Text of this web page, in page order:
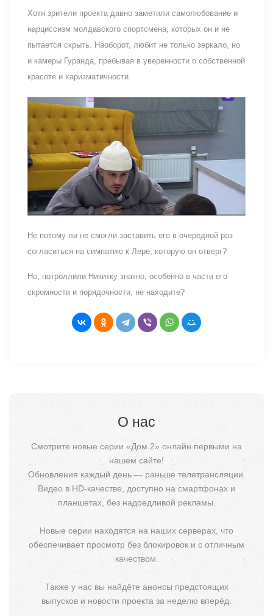
Хотя зрители проекта давно заметили самолюбование и
нарциссизм молдавского спортсмена, которых он и не
пытается скрыть. Наоборот, любит не только зеркало, но
и камеры Гуранда, пребывая в уверенности о собственной
красоте и харизматичности.
Не потому ли не смогли заставить его в очередной раз
согласиться на симпатию к Лере, которую он отверг?
Но, потроллили Никитку знатно, особенно в части его
скромности и порядочности, не находите?
О нас
Смотрите новые серии «Дом 2» онлайн первыми на
нашем сайте!
Обновления каждый день — раньше телетрансляции.
Видео в HD-качестве, доступно на смартфонах и
планшетах, без надоедливой рекламы.
Новые серии находятся на наших серверах, что
обеспечивает просмотр без блокировок и с отличным
качеством.
Также у нас вы найдёте анонсы предстоящих
выпусков и новости проекта за неделю вперёд.